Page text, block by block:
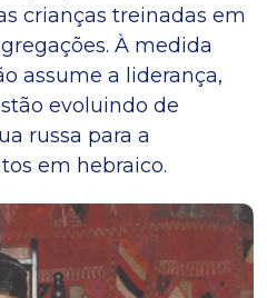
crianças treinadas em
À medida
assume a liderança,
evoluindo de
russa para a
em hebraico.